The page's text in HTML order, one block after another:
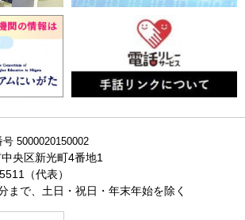
号 5000020150002
央区新光町4番地1
（代表）
まで、土日・祝日・年末年始を除く